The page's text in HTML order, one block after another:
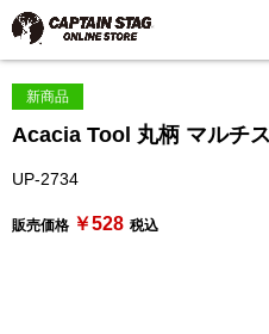
新商品
Acacia Tool 丸柄 マルチ
UP-2734
販売価格 ￥528 税込